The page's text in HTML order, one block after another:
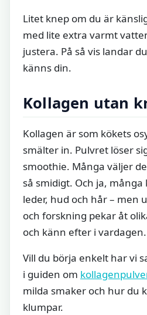
Litet knep om du är
med lite extra varmt
justera. På så vis landar
känns din.
Kollagen utan
Kollagen är som kökets
smälter in. Pulvret löser
smoothie. Många väljer
så smidigt. Och ja,
leder, hud och hår – men
och forskning pekar åt
och känn efter i vardagen.
Vill du börja enkelt har vi
i guiden om
milda smaker och hur du
klumpar.